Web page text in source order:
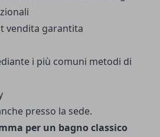
vendita garantita
i più comuni metodi di
presso la sede.
per un bagno classico